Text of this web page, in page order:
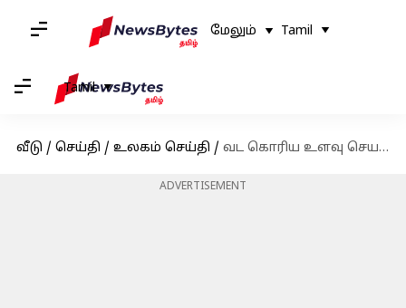
மேலும் Tamil
Tamil
வீடு / செய்தி / உலகம் செய்தி / வட கொரிய உளவு செயற்கைக்கோளின் புகைப்படங்களை வெளியிட்ட தென் கொரியா
ADVERTISEMENT